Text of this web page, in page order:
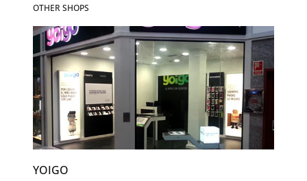
OTHER SHOPS
YOIGO